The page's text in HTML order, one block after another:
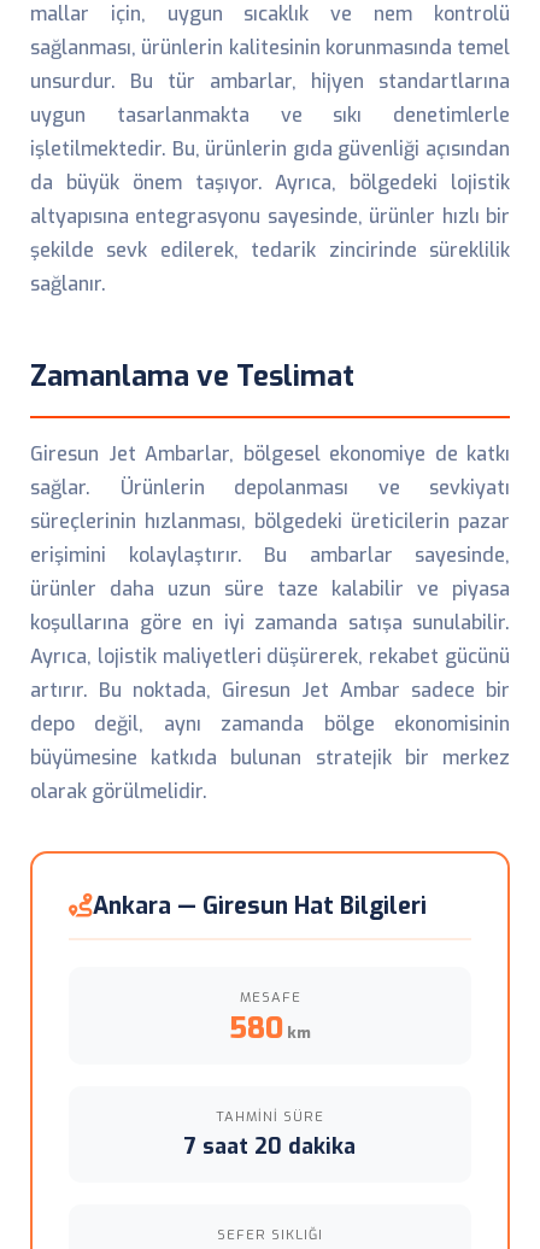
mallar için, uygun sıcaklık ve nem kontrolü
sağlanması, ürünlerin kalitesinin korunmasında temel
unsurdur. Bu tür ambarlar, hijyen standartlarına
uygun tasarlanmakta ve sıkı denetimlerle
işletilmektedir. Bu, ürünlerin gıda güvenliği açısından
da büyük önem taşıyor. Ayrıca, bölgedeki lojistik
altyapısına entegrasyonu sayesinde, ürünler hızlı bir
şekilde sevk edilerek, tedarik zincirinde süreklilik
sağlanır.
Zamanlama ve Teslimat
Giresun Jet Ambarlar, bölgesel ekonomiye de katkı
sağlar. Ürünlerin depolanması ve sevkiyatı
süreçlerinin hızlanması, bölgedeki üreticilerin pazar
erişimini kolaylaştırır. Bu ambarlar sayesinde,
ürünler daha uzun süre taze kalabilir ve piyasa
koşullarına göre en iyi zamanda satışa sunulabilir.
Ayrıca, lojistik maliyetleri düşürerek, rekabet gücünü
artırır. Bu noktada, Giresun Jet Ambar sadece bir
depo değil, aynı zamanda bölge ekonomisinin
büyümesine katkıda bulunan stratejik bir merkez
olarak görülmelidir.
Ankara — Giresun Hat Bilgileri
MESAFE
580 km
TAHMINI SÜRE
7 saat 20 dakika
SEFER SIKLIĞI